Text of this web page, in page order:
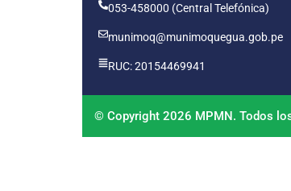
053-458000 (Central Telefónica)
munimoq@munimoquegua.gob.pe
RUC: 20154469941
© Copyright 2026 MPMN. Todos